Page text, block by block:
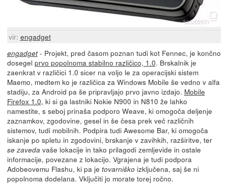
vir: engadget
engadget- Projekt, pred časom poznan tudi kot Fennec, je končno
dosegel prvo popolnoma stabilno različico, 1.0. Brskalnik je
zaenkrat v različici 1.0 sicer na voljo le za operacijski sistem
Maemo, medtem ko je različica za Windows Mobile še vedno v alfa
stadiju, za Android pa še pripravljajo prvo javno izdajo. Mobile
Firefox 1.0, ki si ga lastniki Nokie N900 in N810 že lahko
namestite, s seboj prinaša podporo Weave, ki omogoča deljenje
zaznamkov, zgodovine, gesel in še česa prek več različnih
sistemov, tudi mobilnih. Podpira tudi Awesome Bar, ki omogoča
iskanje po spletu in zgodovini, brskanje v zavihkih, razširitve, ter
se zaveda vaše lokacije in tako prilagodi zemljevide in ostale
informacije, povezane z lokacijo. Vgrajena je tudi podpora
Adobeovemu Flashu, ki pa je tovarniško izključena, saj še ni
popolnoma dodelana. Vključiti jo morate torej ročno.